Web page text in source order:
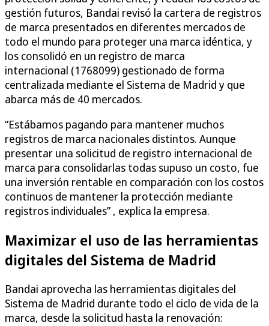
gestión futuros, Bandai revisó la cartera de registros
de marca presentados en diferentes mercados de
todo el mundo para proteger una marca idéntica, y
los consolidó en un registro de marca
internacional (1768099) gestionado de forma
centralizada mediante el Sistema de Madrid y que
abarca más de 40 mercados.
“Estábamos pagando para mantener muchos
registros de marca nacionales distintos. Aunque
presentar una solicitud de registro internacional de
marca para consolidarlas todas supuso un costo, fue
una inversión rentable en comparación con los costos
continuos de mantener la protección mediante
registros individuales” , explica la empresa.
Maximizar el uso de las herramientas
digitales del Sistema de Madrid
Bandai aprovecha las herramientas digitales del
Sistema de Madrid durante todo el ciclo de vida de la
marca, desde la solicitud hasta la renovación: